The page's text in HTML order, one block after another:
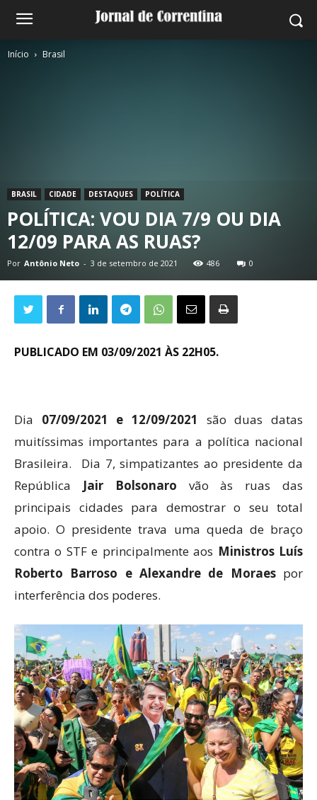
Início Brasil
BRASIL CIDADE DESTAQUES POLÍTICA
POLÍTICA: VOU DIA 7/9 OU DIA
12/09 PARA AS RUAS?
Por Antônio Neto - 3 de setembro de 2021 486 0
PUBLICADO EM 03/09/2021 ÀS 22H05.
Dia 07/09/2021 e 12/09/2021
são duas datas
muitíssimas importantes para a política nacional
Brasileira. Dia 7, simpatizantes ao presidente da
República Jair Bolsonaro vão às ruas das
principais cidades para demostrar o seu total
apoio. O presidente trava uma queda de braço
contra o STF e principalmente aos Ministros Luís
Roberto Barroso e Alexandre de Moraespor
interferência dos poderes.